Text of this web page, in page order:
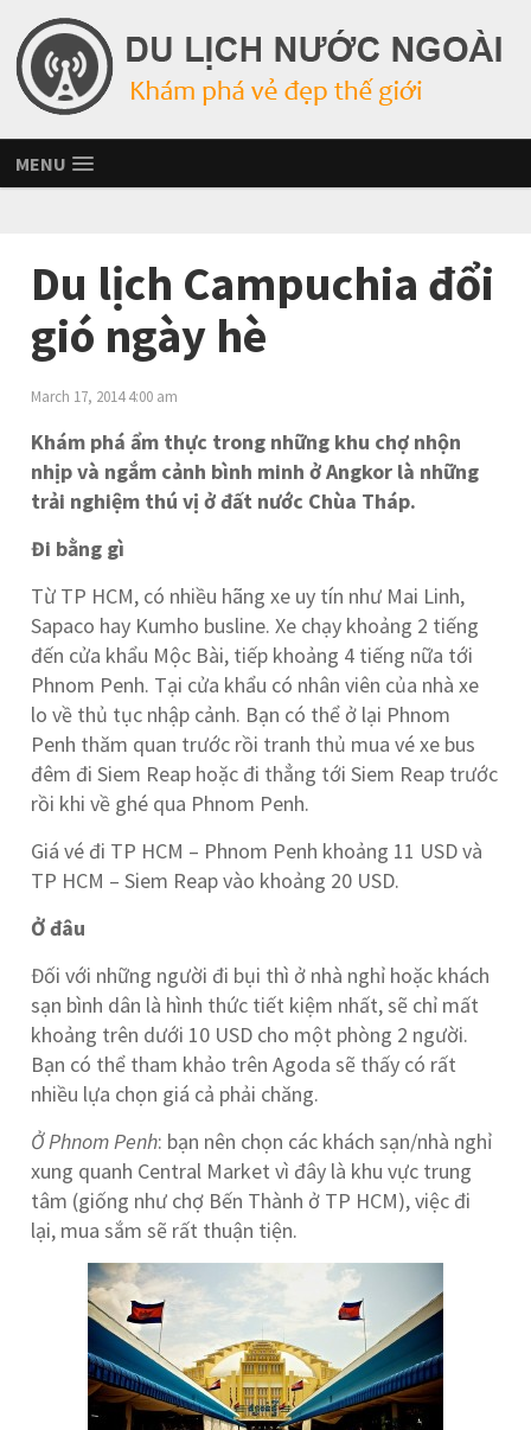
MENU
Du lịch Campuchia đổi
gió ngày hè
March 17, 2014 4:00 am
Khám phá ẩm thực trong những khu chợ nhộn
nhịp và ngắm cảnh bình minh ở Angkor là những
trải nghiệm thú vị ở đất nước Chùa Tháp.
Đi bằng gì
Từ TP HCM, có nhiều hãng xe uy tín như Mai Linh,
Sapaco hay Kumho busline. Xe chạy khoảng 2 tiếng
đến cửa khẩu Mộc Bài, tiếp khoảng 4 tiếng nữa tới
Phnom Penh. Tại cửa khẩu có nhân viên của nhà xe
lo về thủ tục nhập cảnh. Bạn có thể ở lại Phnom
Penh thăm quan trước rồi tranh thủ mua vé xe bus
đêm đi Siem Reap hoặc đi thẳng tới Siem Reap trước
rồi khi về ghé qua Phnom Penh.
Giá vé đi TP HCM – Phnom Penh khoảng 11 USD và
TP HCM – Siem Reap vào khoảng 20 USD.
Ở đâu
Đối với những người đi bụi thì ở nhà nghỉ hoặc khách
sạn bình dân là hình thức tiết kiệm nhất, sẽ chỉ mất
khoảng trên dưới 10 USD cho một phòng 2 người.
Bạn có thể tham khảo trên Agoda sẽ thấy có rất
nhiều lựa chọn giá cả phải chăng.
Ở Phnom Penh: bạn nên chọn các khách sạn/nhà nghỉ
xung quanh Central Market vì đây là khu vực trung
tâm (giống như chợ Bến Thành ở TP HCM), việc đi
lại, mua sắm sẽ rất thuận tiện.